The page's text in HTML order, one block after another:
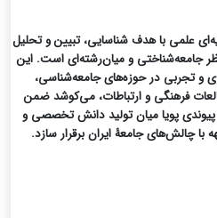
علمی با هدف شناسایی، تبیین و تحلیل
جامعه‌شناختی و میان‌رشته‌ای است. این
و تجربی در حوزه‌های جامعه‌شناسی،
فرهنگی و ارتباطات، می‌کوشد ضمن
پیوندی پویا میان تولید دانش تخصصی و
چالش‌های جامعۀ ایران برقرار سازد.